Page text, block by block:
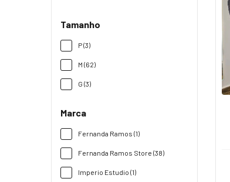
Tamanho
P (3)
M (62)
G (3)
Marca
Fernanda Ramos (1)
Fernanda Ramos Store (38)
Imperio Estudio (1)